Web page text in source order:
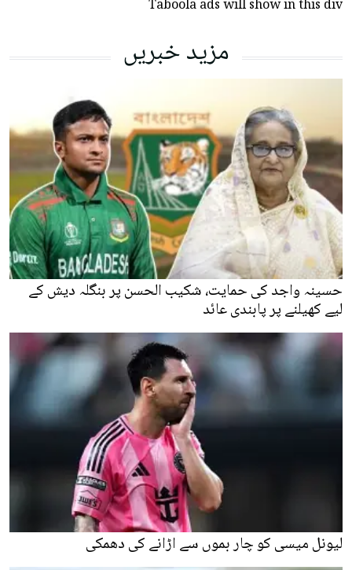
Taboola ads will show in this div
مزید خبریں
حسینہ واجد کی حمایت، شکیب الحسن پر بنگلہ دیش کے
لیے کھیلنے پر پابندی عائد
لیونل میسی کو چار بموں سے اڑانے کی دھمکی